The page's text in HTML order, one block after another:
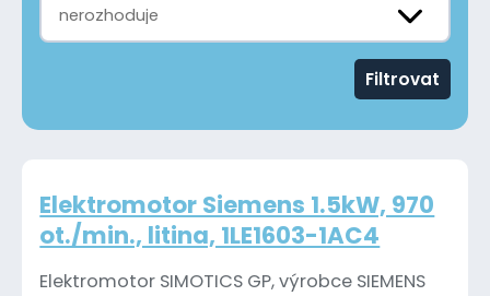
nerozhoduje
Filtrovat
Elektromotor Siemens 1.5kW, 970
ot./min., litina, 1LE1603-1AC4
Elektromotor SIMOTICS GP, výrobce SIEMENS